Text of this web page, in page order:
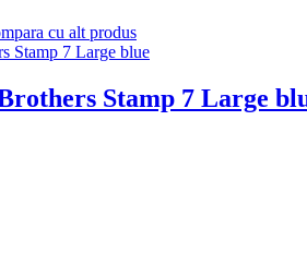
cu alt produs
Stamp 7 Large